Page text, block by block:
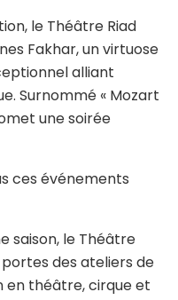
le Théâtre Riad
Fakhar, un virtuose
alliant
Surnommé « Mozart
une soirée
ces événements
saison, le Théâtre
portes des ateliers de
en théâtre, cirque et